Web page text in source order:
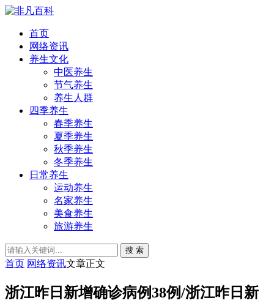
首页
网络资讯
养生文化
中医养生
节气养生
养生人群
四季养生
春季养生
夏季养生
秋季养生
冬季养生
日常养生
运动养生
名家养生
美食养生
旅游养生
搜 索
首页 网络资讯文章正文
浙江昨日新增确诊病例38例/浙江昨日新